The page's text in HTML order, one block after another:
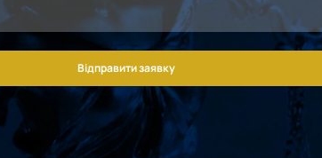
Відправити заявку